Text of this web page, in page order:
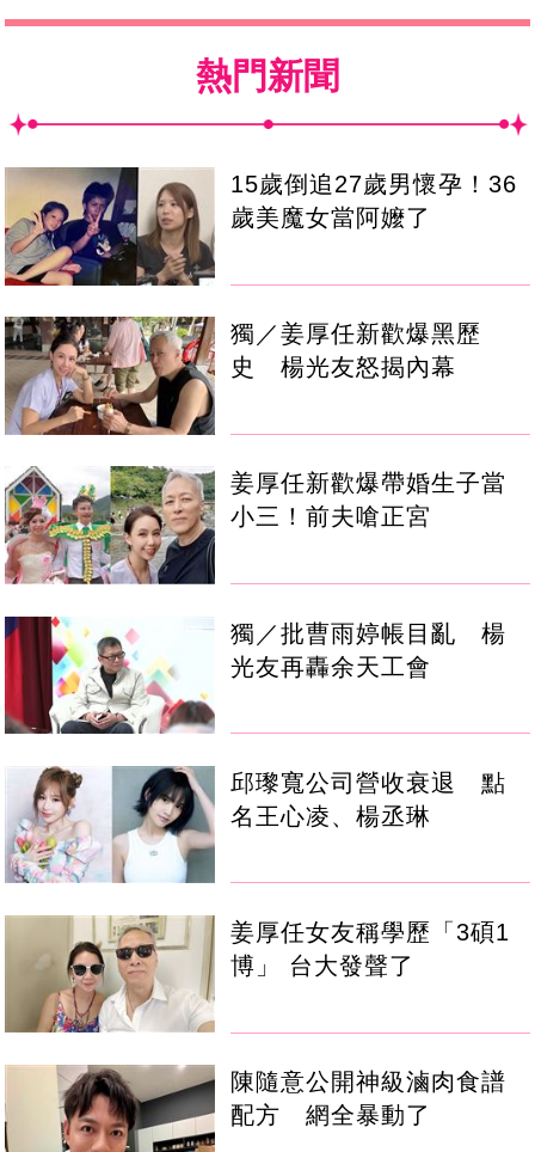
熱門新聞
15歲倒追27歲男懷孕！36
歲美魔女當阿嬤了
獨／姜厚任新歡爆黑歷
史 楊光友怒揭內幕
姜厚任新歡爆帶婚生子當
小三！前夫嗆正宮
獨／批曹雨婷帳目亂 楊
光友再轟余天工會
邱瓈寬公司營收衰退 點
名王心凌、楊丞琳
姜厚任女友稱學歷「3碩1
博」 台大發聲了
陳隨意公開神級滷肉食譜
配方 網全暴動了